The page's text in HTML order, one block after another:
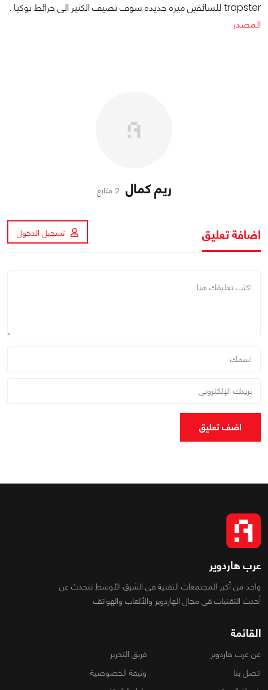
trapster للسائقين ميزه جديده سوف تضيف الكثير الى خرائط نوكيا .
المصدر
ريم كمال 2 متابع
اضافة تعليق تسجيل الدخول
اضف تعليق
عرب هاردوير
واحد من أكبر المجتمعات التقنية فى الشرق الأوسط تتحدث عن
أحدث التقنيات فى مجال الهاردوير والألعاب والهواتف
القائمة
عن عرب هاردوير
فريق التحرير
اتصل بنا
وثيقة الخصوصية